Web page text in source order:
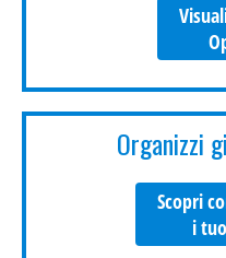
Organizzi
Scopri
i